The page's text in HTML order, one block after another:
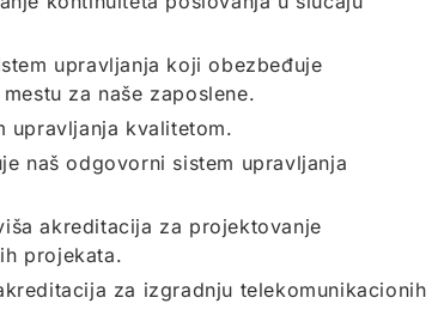
upravljanja koji obezbeđuje
za naše zaposlene.
upravljanja kvalitetom.
naš odgovorni sistem upravljanja
akreditacija za projektovanje
projekata.
za izgradnju telekomunikacionih